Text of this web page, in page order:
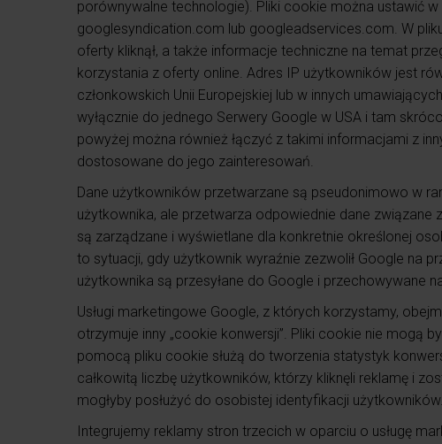
porównywalne technologie). Pliki cookie można ustawić
googlesyndication.com lub googleadservices.com. W
oferty kliknął, a także informacje techniczne na temat
korzystania z oferty online. Adres IP użytkowników jest
członkowskich Unii Europejskiej lub w innych
wyłącznie do jednego Serwery Google w USA i tam
powyżej można również łączyć z takimi informacjami z
dostosowane do jego zainteresowań.
Dane użytkowników przetwarzane są pseudonimowo w
użytkownika, ale przetwarza odpowiednie dane
są zarządzane i wyświetlane dla konkretnie określonej
to sytuacji, gdy użytkownik wyraźnie zezwolił Google na
użytkownika są przesyłane do Google i przechowywane
Usługi marketingowe Google, z których korzystamy,
otrzymuje inny „cookie konwersji”. Pliki cookie nie mogą
pomocą pliku cookie służą do tworzenia statystyk
całkowitą liczbę użytkowników, którzy kliknęli reklamę i
mogłyby posłużyć do osobistej identyfikacji użytkowników.
Integrujemy reklamy stron trzecich w oparciu o usługę